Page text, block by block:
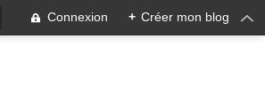
Connexion + Créer mon blog